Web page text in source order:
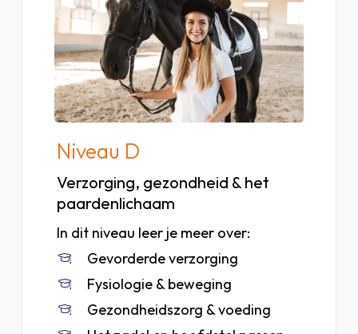
niveau
Niveau D
Verzorging, gezondheid & het
paardenlichaam
In dit niveau leer je meer over:
Gevorderde verzorging
Fysiologie & beweging
Gezondheidszorg & voeding